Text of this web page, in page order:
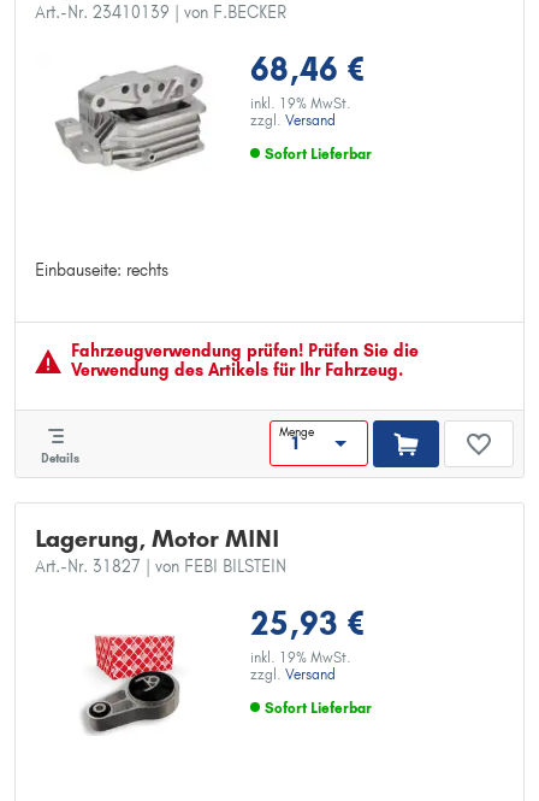
Art.-Nr. 23410139 | von F.BECKER
68,46 €
inkl. 19% MwSt.
zzgl. Versand
Sofort Lieferbar
Einbauseite: rechts
Einbauseite: rechts
Fahrzeugver­wendung prüfen! Prüfen Sie die
Verwendung des Artikels für Ihr Fahrzeug.
Details
Menge
Lagerung, Motor MINI
Art.-Nr. 31827 | von FEBI BILSTEIN
25,93 €
inkl. 19% MwSt.
zzgl. Versand
Sofort Lieferbar